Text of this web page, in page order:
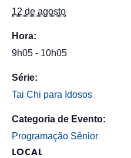
12 de agosto
Hora:
9h05 - 10h05
Série:
Tai Chi para Idosos
Categoria de Evento:
Programação Sênior
LOCAL